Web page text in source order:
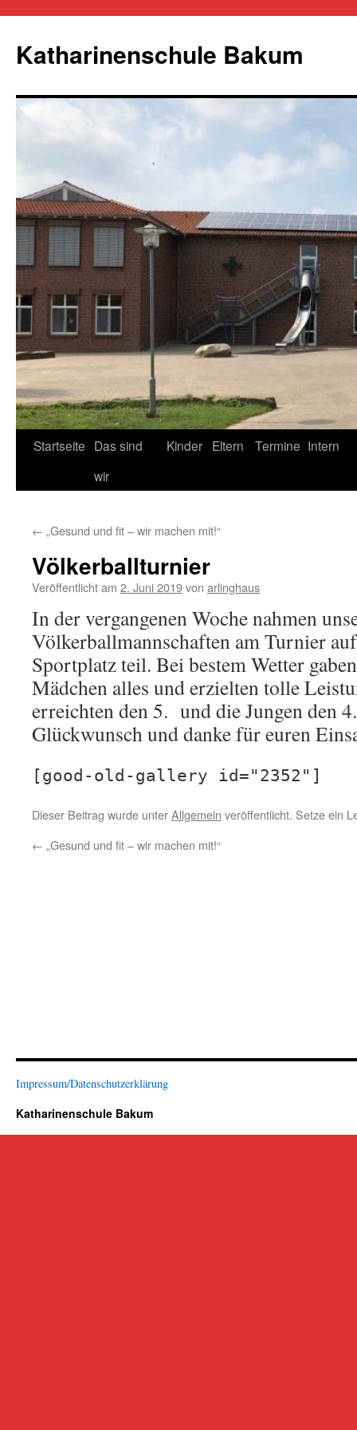
springen
Katharinenschule Bakum
Startseite Das sind
wir
Kinder Eltern Termine Intern
← „Gesund und fit – wir machen mit!“
Völkerballturnier
Veröffentlicht am 2. Juni 2019von arlinghaus
In der vergangenen Woche nahmen
Völkerballmannschaften am Turnier
Sportplatz teil. Bei bestem Wetter
Mädchen alles und erzielten tolle
erreichten den 5. und die Jungen den
Glückwunsch und danke für euren
[good-old-gallery id="2352"]
Dieser Beitrag wurde unterAllgemein veröffentlicht. Setze ein
← „Gesund und fit – wir machen mit!“
Impressum/Datenschutzerklärung
Katharinenschule Bakum